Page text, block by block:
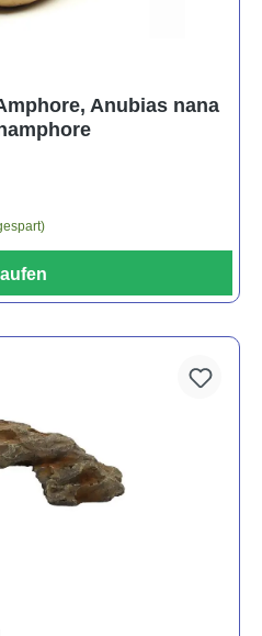
Anubias nana